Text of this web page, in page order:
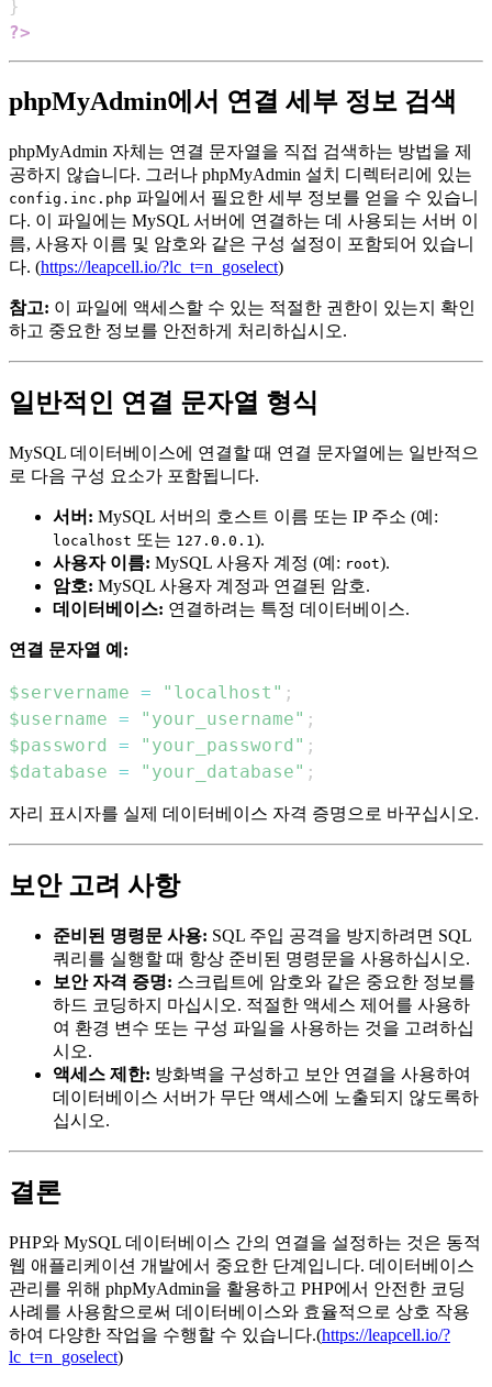
}
?>
phpMyAdmin에서 연결 세부 정보 검색
phpMyAdmin 자체는 연결 문자열을 직접 검색하는 방법을 제
공하지 않습니다. 그러나 phpMyAdmin 설치 디렉터리에 있는
config.inc.php 파일에서 필요한 세부 정보를 얻을 수 있습니
다. 이 파일에는 MySQL 서버에 연결하는 데 사용되는 서버 이
름, 사용자 이름 및 암호와 같은 구성 설정이 포함되어 있습니
다. (https://leapcell.io/?lc_t=n_goselect)
참고: 이 파일에 액세스할 수 있는 적절한 권한이 있는지 확인
하고 중요한 정보를 안전하게 처리하십시오.
일반적인 연결 문자열 형식
MySQL 데이터베이스에 연결할 때 연결 문자열에는 일반적으
로 다음 구성 요소가 포함됩니다.
서버: MySQL 서버의 호스트 이름 또는 IP 주소 (예:
localhost 또는 127.0.0.1).
사용자 이름: MySQL 사용자 계정 (예: root).
암호: MySQL 사용자 계정과 연결된 암호.
데이터베이스: 연결하려는 특정 데이터베이스.
연결 문자열 예:
$servername = "localhost" ;
$username = "your_username" ;
$password
= "your_password" ;
$database = "your_database" ;
자리 표시자를 실제 데이터베이스 자격 증명으로 바꾸십시오.
보안 고려 사항
준비된 명령문 사용: SQL 주입 공격을 방지하려면 SQL
쿼리를 실행할 때 항상 준비된 명령문을 사용하십시오.
보안 자격 증명: 스크립트에 암호와 같은 중요한 정보를
하드 코딩하지 마십시오. 적절한 액세스 제어를 사용하
여 환경 변수 또는 구성 파일을 사용하는 것을 고려하십
시오.
액세스 제한: 방화벽을 구성하고 보안 연결을 사용하여
데이터베이스 서버가 무단 액세스에 노출되지 않도록하
십시오.
결론
PHP와 MySQL 데이터베이스 간의 연결을 설정하는 것은 동적
웹 애플리케이션 개발에서 중요한 단계입니다. 데이터베이스
관리를 위해 phpMyAdmin을 활용하고 PHP에서 안전한 코딩
사례를 사용함으로써 데이터베이스와 효율적으로 상호 작용
하여 다양한 작업을 수행할 수 있습니다.(https://leapcell.io/?
lc_t=n_goselect)